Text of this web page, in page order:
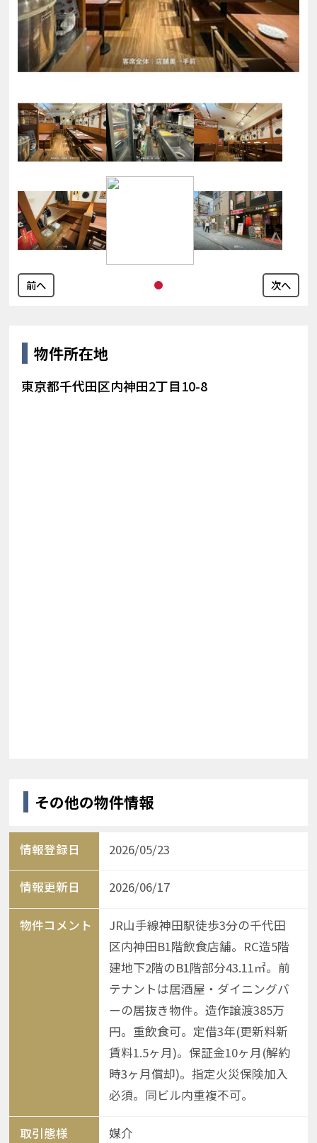
前へ 次へ
物件所在地
東京都千代田区内神田2丁目10-8
その他の物件情報
情報登録日 2026/05/23
情報更新日 2026/06/17
物件コメント
JR山手線神田駅徒歩3分の千代田
区内神田B1階飲食店舗。RC造5階
建地下2階のB1階部分43.11㎡。前
テナントは居酒屋・ダイニングバ
ーの居抜き物件。造作譲渡385万
円。重飲食可。定借3年(更新料新
賃料1.5ヶ月)。保証金10ヶ月(解約
時3ヶ月償却)。指定火災保険加入
必須。同ビル内重複不可。
取引態様 媒介